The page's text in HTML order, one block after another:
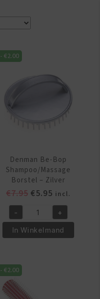
-€2.00
Denman Be-Bop
Shampoo/Massage
Borstel – Zilver
€7.95 Oorspronkelijke
was:
€7.95.
€5.95Huidige
prijs
is:
€5.95.
incl.
Denman
Be-
Bop
Borstel
-
Zilver
- +
In Winkelmand
-€2.00